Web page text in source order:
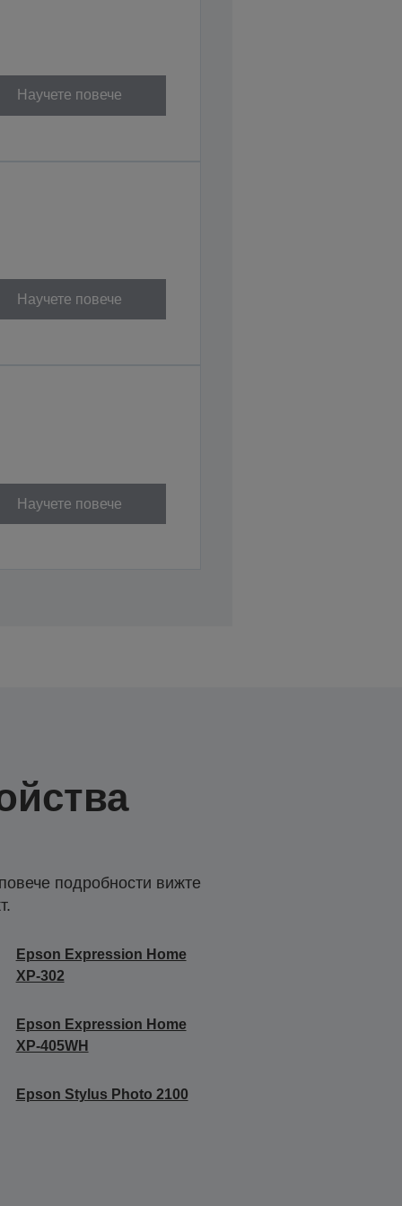
Научете повече
Научете повече
Научете повече
подробности вижте
Epson Expression Home
XP-302
Epson Expression Home
XP-405WH
Epson Stylus Photo 2100